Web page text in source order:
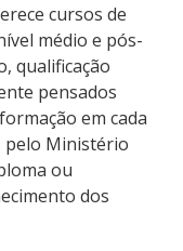
cursos de
médio e pós-
qualificação
pensados
em cada
pelo Ministério
ou
dos